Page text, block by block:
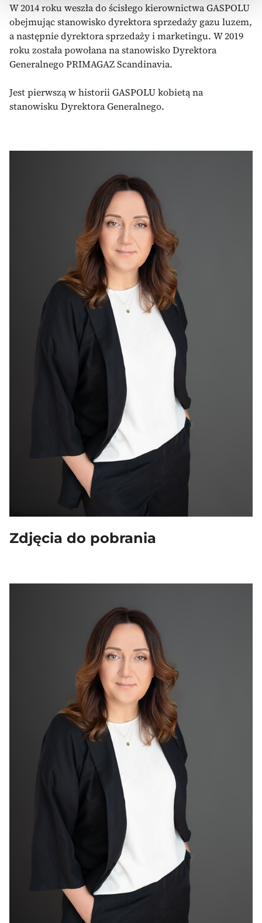
W 2014 roku weszła do ścisłego kierownictwa GASPOLU
obejmując stanowisko dyrektora sprzedaży gazu luzem,
a następnie dyrektora sprzedaży i marketingu. W 2019
roku została powołana na stanowisko Dyrektora
Generalnego PRIMAGAZ Scandinavia.
Jest pierwszą w historii GASPOLU kobietą na
stanowisku Dyrektora Generalnego.
Zdjęcia do pobrania